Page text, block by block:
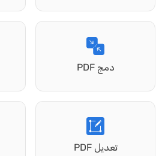
دمج PDF
تعديل PDF